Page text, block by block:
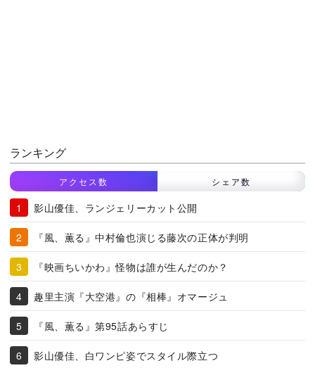
ランキング
アクセス数 シェア数
影山優佳、ランジェリーカット公開
『風、薫る』中村倫也演じる藤次の正体が判明
『映画ちいかわ』怪物は誰が生んだのか？
趣里主演『大空港』の『相棒』オマージュ
『風、薫る』第95話あらすじ
影山優佳、白ワンピ姿でスタイル際立つ